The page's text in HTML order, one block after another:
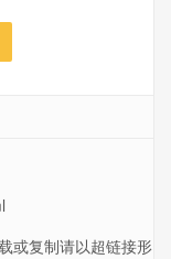
或复制请以超链接形